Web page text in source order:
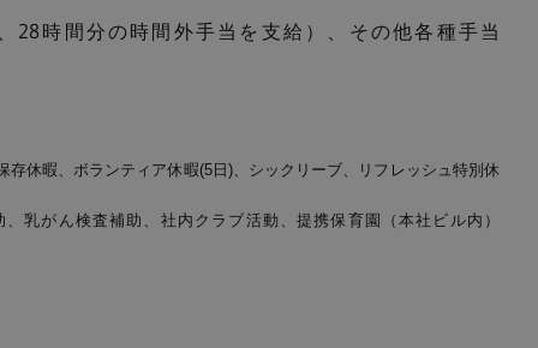
28時間分の時間外手当を支給）、その他各種手当
休暇、ボランティア休暇(5日)、シックリーブ、リフレッシュ特別休
乳がん検査補助、社内クラブ活動、提携保育園（本社ビル内）